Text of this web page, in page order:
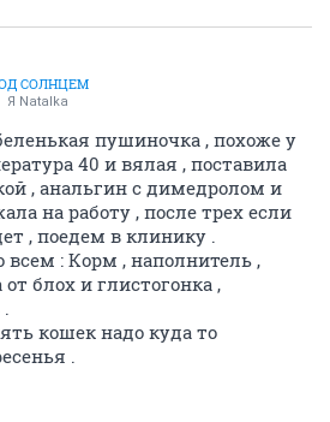
СОЛНЦЕМ
Я Natalka
пушиночка , похоже у
40 и вялая , поставила
, анальгин с димедролом и
на работу , после трех если
, поедем в клинику .
: Корм , наполнитель ,
блох и глистогонка ,
кошек надо куда то
.